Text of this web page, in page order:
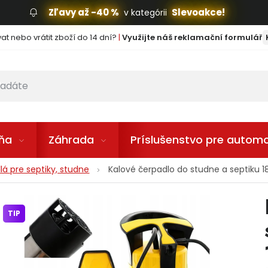
Zľavy až -40 % v kategórii Slevoakce!
nebo vrátit zboží do 14 dní? | Využijte náš reklamační formulář
Záhrada Príslušenstvo pre
pre septiky, studne Kalové čerpadlo do studne a septiku
TIP